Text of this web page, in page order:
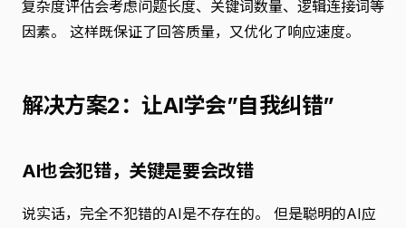
复杂度评估会考虑问题长度、关键词数量、逻辑连接词等
因素。 这样既保证了回答质量，又优化了响应速度。
解决方案2：让AI学会”自我纠错”
AI也会犯错，关键是要会改错
说实话，完全不犯错的AI是不存在的。 但是聪明的AI应